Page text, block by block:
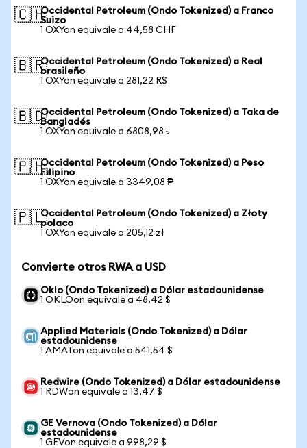
🇨🇭Occidental Petroleum (Ondo Tokenized) a Franco
Suizo
1 OXYon equivale a 44,58 CHF
🇧🇷Occidental Petroleum (Ondo Tokenized) a Real
brasileño
1 OXYon equivale a 281,22 R$
🇧🇩Occidental Petroleum (Ondo Tokenized) a Taka de
Bangladés
1 OXYon equivale a 6808,98 ৳
🇵🇭Occidental Petroleum (Ondo Tokenized) a Peso
Filipino
1 OXYon equivale a 3349,08 ₱
🇵🇱Occidental Petroleum (Ondo Tokenized) a Złoty
polaco
1 OXYon equivale a 205,12 zł
Convierte otros RWA a USD
Oklo (Ondo Tokenized) a Dólar estadounidense
1 OKLOon equivale a 48,42 $
Applied Materials (Ondo Tokenized) a Dólar
estadounidense
1 AMATon equivale a 541,54 $
Redwire (Ondo Tokenized) a Dólar estadounidense
1 RDWon equivale a 13,47 $
GE Vernova (Ondo Tokenized) a Dólar
estadounidense
1 GEVon equivale a 998,29 $